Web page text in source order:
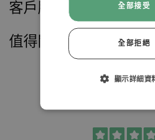
拒絕
接受
客戶服務
值得閱讀
全部接受
全部拒絕
顯示詳細資